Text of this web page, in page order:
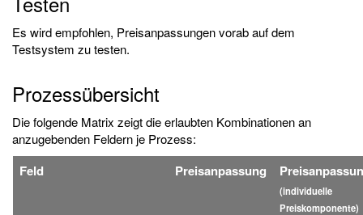
Es wird empfohlen, Preisanpassungen vorab auf dem
Testsystem zu testen.
Prozessübersicht
Die folgende Matrix zeigt die erlaubten Kombinationen an
anzugebenden Feldern je Prozess:
Feld Preisanpassung
(individuelle
Preiskomponente)